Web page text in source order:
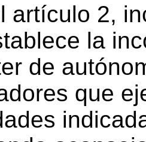
artículo 2,
la
de
que